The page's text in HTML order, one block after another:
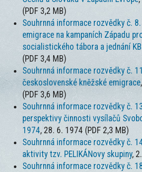
(PDF 3,2 MB)
Souhrnná informace rozvědky č.
emigrace na kampaních Západu
socialistického tábora a jednání
(PDF 3,4 MB)
Souhrnná informace rozvědky č.
československé kněžské emigrace
(PDF 3,6 MB)
Souhrnná informace rozvědky č.
perspektivy činnosti vysílačů
1974, 28. 6. 1974 (PDF 2,3 MB)
Souhrnná informace rozvědky č.
aktivity tzv. PELIKÁNovy skupiny,
Souhrnná informace rozvědky č.